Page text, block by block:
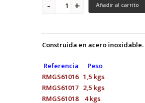
Añadir al carrito
Construida en acero inoxidable.
Referencia Peso
RMGS61016 1,5 kgs
RMGS61017 2,5 kgs
RMGS61018 4 kgs